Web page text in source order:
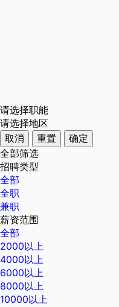
请选择职能
请选择地区
取消
重置
确定
全部筛选
招聘类型
全部
全职
兼职
薪资范围
全部
2000以上
4000以上
6000以上
8000以上
10000以上